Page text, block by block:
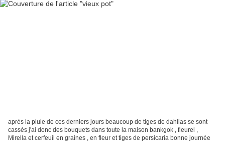
après la pluie de ces derniers jours beaucoup de tiges de dahlias se sont
cassés j'ai donc des bouquets dans toute la maison bankgok , fleurel ,
Mirella et cerfeuil en graines , en fleur et tiges de persicaria bonne journée